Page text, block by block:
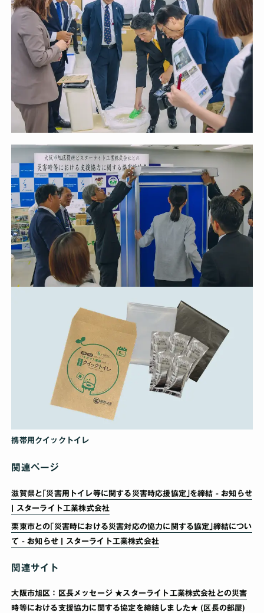
携帯用クイックトイレ
関連ページ
滋賀県と｢災害用トイレ等に関する災害時応援協定｣を締結 - お知らせ
| スターライト工業株式会社
栗東市との｢災害時における災害対応の協力に関する協定｣締結につい
て - お知らせ | スターライト工業株式会社
関連サイト
大阪市旭区：区長メッセージ ★スターライト工業株式会社との災害
時等における支援協力に関する協定を締結しました★ (区長の部屋)